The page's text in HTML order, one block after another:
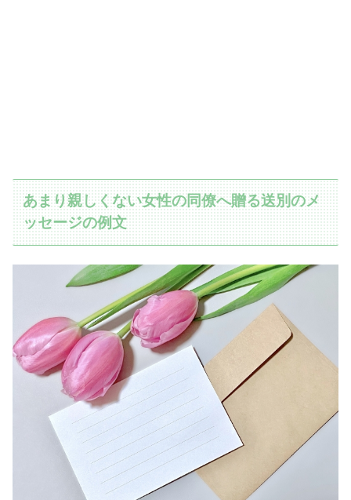
あまり親しくない女性の同僚へ贈る送別のメ
ッセージの例文